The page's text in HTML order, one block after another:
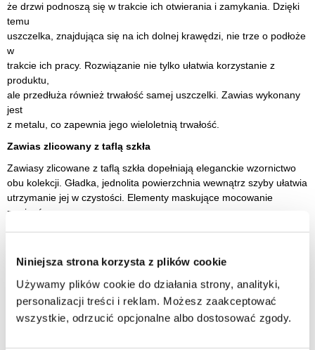
Niniejsza strona korzysta z plików cookie
Używamy plików cookie do działania strony, analityki,
personalizacji treści i reklam. Możesz zaakceptować
wszystkie, odrzucić opcjonalne albo dostosować zgody.
że drzwi podnoszą się w trakcie ich otwierania i zamykania. Dzięki
temu
uszczelka, znajdująca się na ich dolnej krawędzi, nie trze o podłoże
w
trakcie ich pracy. Rozwiązanie nie tylko ułatwia korzystanie z
produktu,
ale przedłuża również trwałość samej uszczelki. Zawias wykonany
jest
z metalu, co zapewnia jego wieloletnią trwałość.
Zawias zlicowany z taflą szkła
Zawiasy zlicowane z taflą szkła dopełniają eleganckie wzornictwo
obu kolekcji. Gładka, jednolita powierzchnia wewnątrz szyby ułatwia
utrzymanie jej w czystości. Elementy maskujące mocowanie
zawiasów
Trendy:
wymiary 100 cm lewy bok x 90 cm prawy bok
wysokość 200 cm
szkło hartowane o grubości 6mm